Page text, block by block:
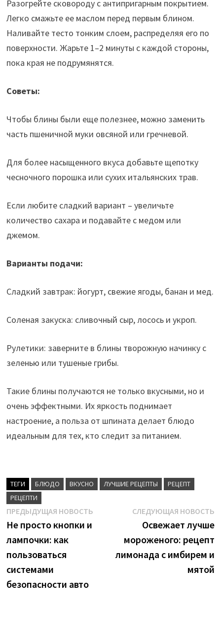
Разогрейте сковороду с антипригарным покрытием.
Легко смажьте ее маслом перед первым блином.
Наливайте тесто тонким слоем, распределяя его по
поверхности. Жарьте 1–2 минуты с каждой стороны,
пока края не подрумянятся.
Советы:
Чтобы блины были еще полезнее, можно заменить
часть пшеничной муки овсяной или гречневой.
Для более насыщенного вкуса добавьте щепотку
чесночного порошка или сухих итальянских трав.
Если любите сладкий вариант – увеличьте
количество сахара и подавайте с медом или
джемом.
Варианты подачи:
Сладкий завтрак: йогурт, свежие ягоды, банан и мед.
Соленая закуска: сливочный сыр, лосось и укроп.
Рулетики: заверните в блины творожную начинку с
зеленью или тушеные грибы.
Такие блины получаются не только вкусными, но и
очень эффектными. Их яркость поднимает
настроение, а польза от шпината делает блюдо
идеальным для тех, кто следит за питанием.
ТЕГИ БЛЮДО ВКУСНО ЛУЧШИЕ РЕЦЕПТЫ
РЕЦЕПТ
РЕЦЕПТИ
Навигация
по
записям
ПРЕДЫДУЩАЯ НОВОСТЬПредыдущая
Не просто кнопки и
лампочки: как
пользоваться
системами
безопасности авто
СЛЕДУЮЩАЯ НОВОСТЬ
Освежает лучше
мороженого: рецепт
лимонада с имбирем и
мятой